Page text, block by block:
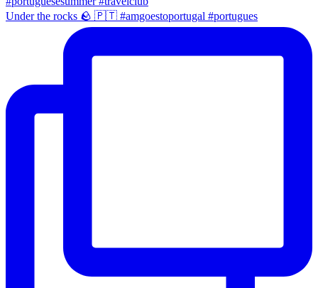
Under the rocks 🪨 🇵🇹 #amgoestoportugal #portugues